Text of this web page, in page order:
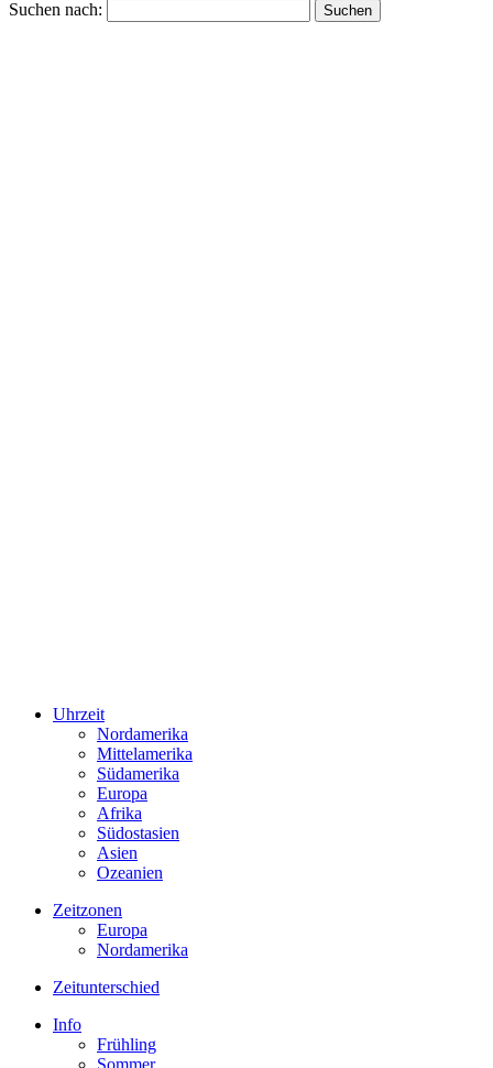
Suchen nach:
Uhrzeit
Nordamerika
Mittelamerika
Südamerika
Europa
Afrika
Südostasien
Asien
Ozeanien
Zeitzonen
Europa
Nordamerika
Zeitunterschied
Info
Frühling
Sommer